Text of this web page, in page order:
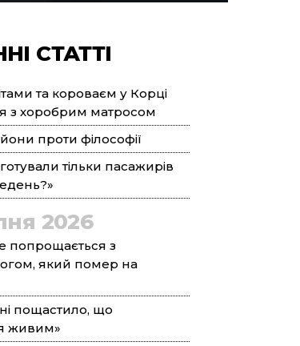
СТАТТІ
та короваєм у Корці
з хоробрим матросом
проти філософії
тільки пасажирів
2026
попрощається з
який помер на
пощастило, що
живим»